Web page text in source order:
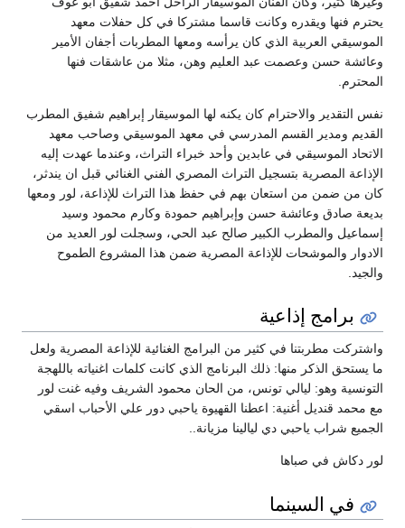
يحترم فنها ويقدره وكانت قاسما مشتركا في كل حفلات معهد
الموسيقي العربية الذي كان يرأسه ومعها المطربات أجفان الأمير
وعائشة حسن وعصمت عبد العليم وهن، مثلا من عاشقات فنها
المحترم.
نفس التقدير والاحترام كان يكنه لها الموسيقار إبراهيم شفيق المطرب
القديم ومدير القسم المدرسي في معهد الموسيقي وصاحب معهد
الاتحاد الموسيقي في عابدين وأحد خبراء التراث، وعندما عهدت إليه
الإذاعة المصرية بتسجيل التراث المصري الفني الغنائي قبل ان يندثر،
كان من ضمن من استعان بهم في حفظ هذا التراث للإذاعة، لور ومعها
بديعة صادق وعائشة حسن وإبراهيم حمودة وكارم محمود وسيد
إسماعيل والمطرب الكبير صالح عبد الحي، وسجلت لور العديد من
الادوار والموشحات للإذاعة المصرية ضمن هذا المشروع الطموح
والجيد.
برامج إذاعية
واشتركت مطربتنا في كثير من البرامج الغنائية للإذاعة المصرية ولعل
ما يستحق الذكر منها: ذلك البرنامج الذي كانت كلمات اغنياته باللهجة
التونسية وهو: ليالي تونس، من الحان محمود الشريف وفيه غنت لور
مع محمد قنديل أغنية: اعطنا القهيوة ياحبي دور علي الأحباب اسقي
الجميع شراب ياحبي دي ليالينا مزيانة..
لور دكاش في صباها
في السينما